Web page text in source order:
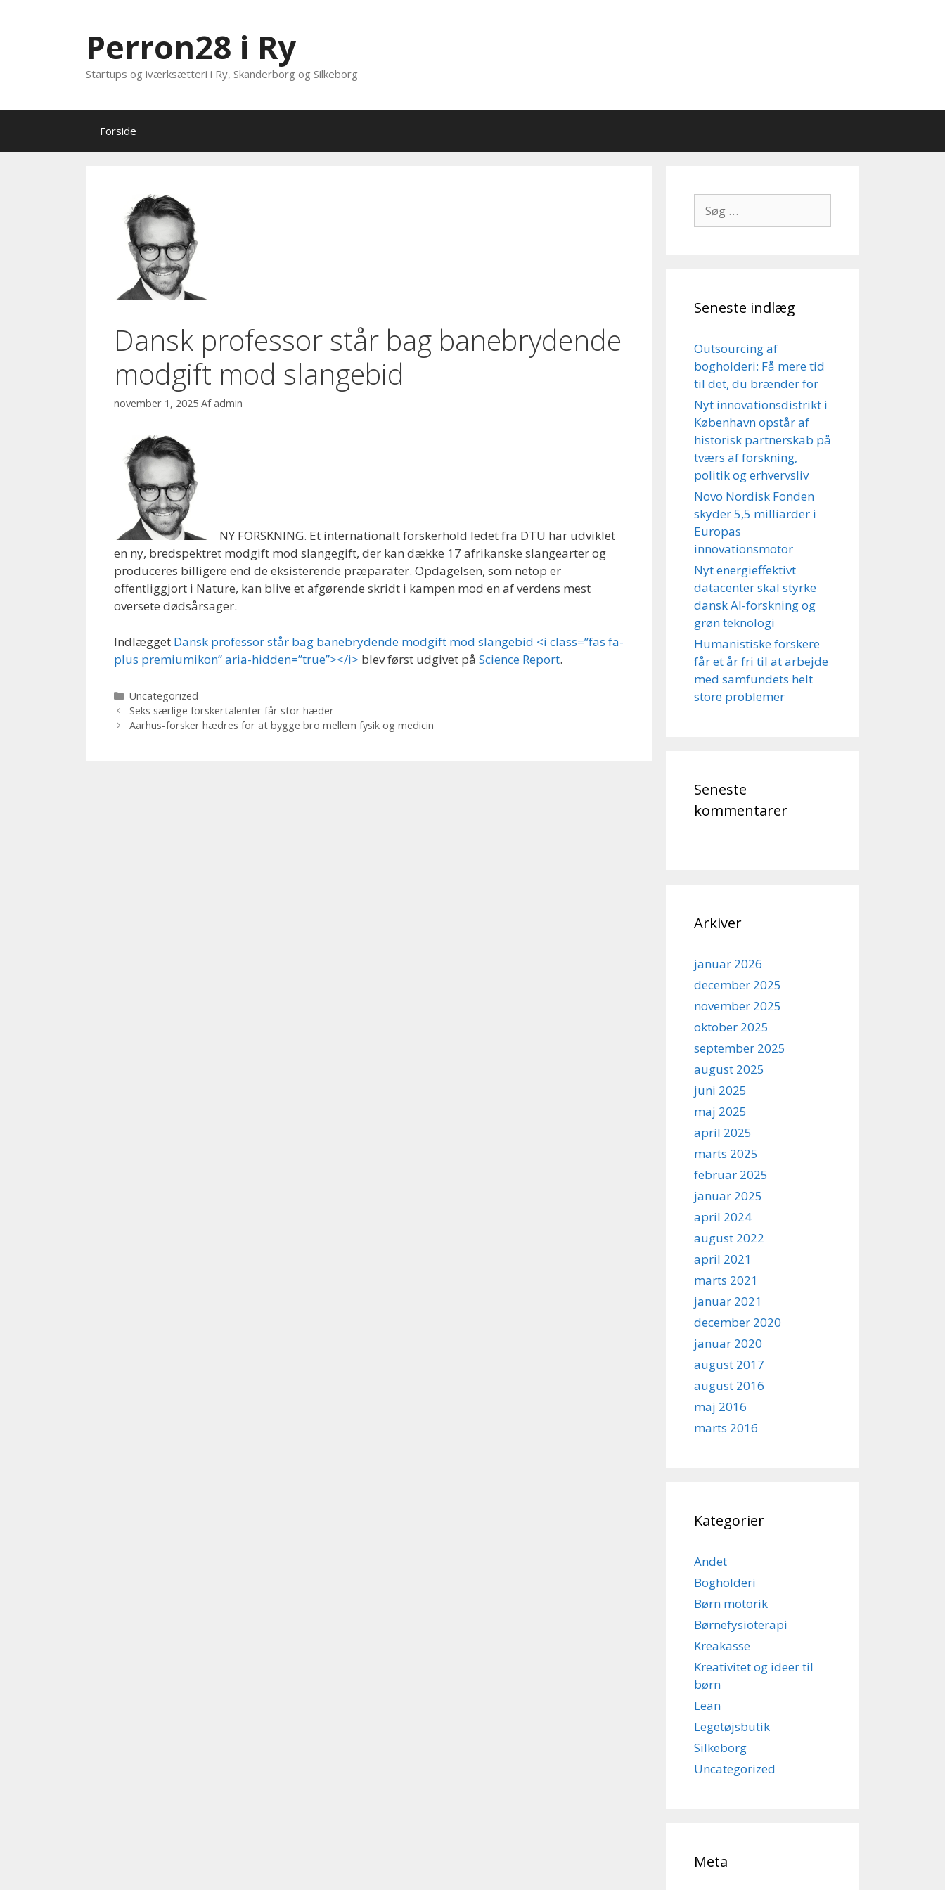
Perron28 i Ry
Startups og iværksætteri i Ry, Skanderborg og Silkeborg
Forside
Dansk professor står bag banebrydende
modgift mod slangebid
november 1, 2025 Afadmin
NY FORSKNING. Et internationalt forskerhold ledet fra DTU har udviklet
en ny, bredspektret modgift mod slangegift, der kan dække 17 afrikanske slangearter og
produceres billigere end de eksisterende præparater. Opdagelsen, som netop er
offentliggjort i Nature, kan blive et afgørende skridt i kampen mod en af verdens mest
oversete dødsårsager.
Indlægget Dansk professor står bag banebrydende modgift mod slangebid <i class=”fas fa-
plus premiumikon” aria-hidden=”true”></i> blev først udgivet på Science Report.
Kategorier
Uncategorized
Seks særlige forskertalenter får stor hæder
Aarhus-forsker hædres for at bygge bro mellem fysik og medicin
efter:
Seneste indlæg
Outsourcing af
bogholderi: Få mere tid
til det, du brænder for
Nyt innovationsdistrikt i
København opstår af
historisk partnerskab på
tværs af forskning,
politik og erhvervsliv
Novo Nordisk Fonden
skyder 5,5 milliarder i
Europas
innovationsmotor
Nyt energieffektivt
datacenter skal styrke
dansk AI-forskning og
grøn teknologi
Humanistiske forskere
får et år fri til at arbejde
med samfundets helt
store problemer
Seneste
kommentarer
Arkiver
januar 2026
december 2025
november 2025
oktober 2025
september 2025
august 2025
juni 2025
maj 2025
april 2025
marts 2025
februar 2025
januar 2025
april 2024
august 2022
april 2021
marts 2021
januar 2021
december 2020
januar 2020
august 2017
august 2016
maj 2016
marts 2016
Kategorier
Andet
Bogholderi
Børn motorik
Børnefysioterapi
Kreakasse
Kreativitet og ideer til
børn
Lean
Legetøjsbutik
Silkeborg
Uncategorized
Meta